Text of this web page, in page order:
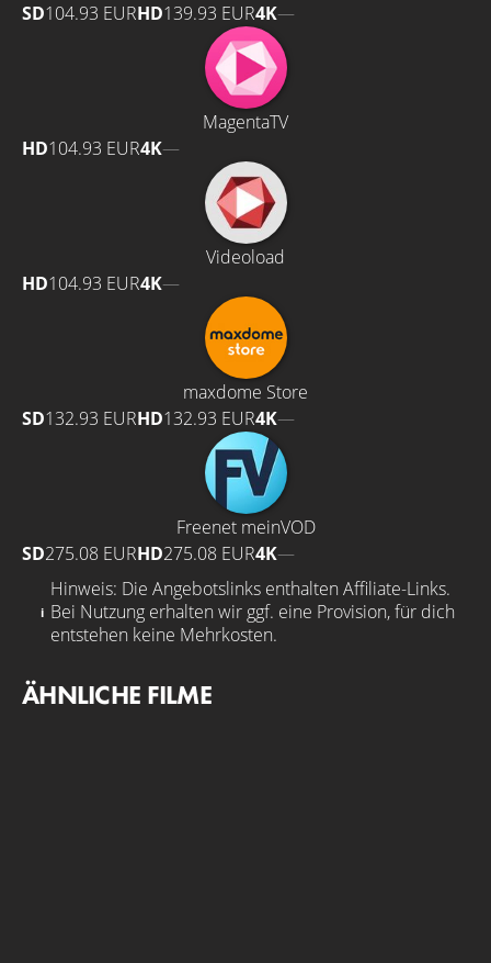
SD104.93 EURHD139.93 EUR4K—
MagentaTV
HD104.93 EUR4K—
Videoload
HD104.93 EUR4K—
maxdome Store
SD132.93 EURHD132.93 EUR4K—
Freenet meinVOD
SD275.08 EURHD275.08 EUR4K—
Hinweis: Die Angebotslinks enthalten Affiliate-Links.
Bei Nutzung erhalten wir ggf. eine Provision, für dich
entstehen keine Mehrkosten.
ÄHNLICHE FILME